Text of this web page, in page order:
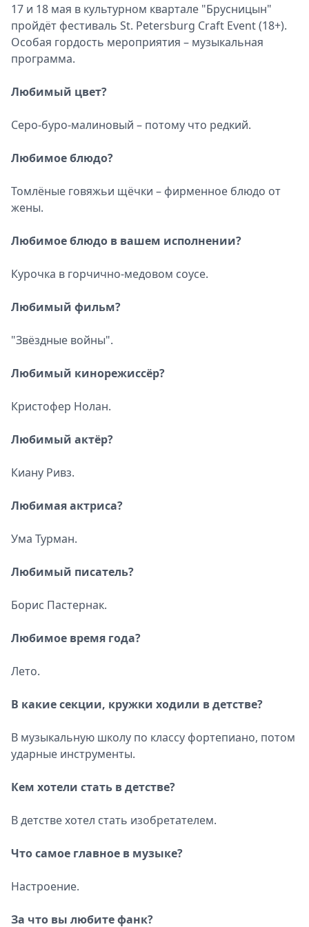
17 и 18 мая в культурном квартале "Брусницын"
пройдёт фестиваль St. Petersburg Craft Event (18+).
Особая гордость мероприятия – музыкальная
программа.
Любимый цвет?
Cеро-буро-малиновый – потому что редкий.
Любимое блюдо?
Томлёные говяжьи щёчки – фирменное блюдо от
жены.
Любимое блюдо в вашем исполнении?
Курочка в горчично-медовом соусе.
Любимый фильм?
"Звёздные войны".
Любимый кинорежиссёр?
Кристофер Нолан.
Любимый актёр?
Киану Ривз.
Любимая актриса?
Ума Турман.
Любимый писатель?
Борис Пастернак.
Любимое время года?
Лето.
В какие секции, кружки ходили в детстве?
В музыкальную школу по классу фортепиано, потом
ударные инструменты.
Кем хотели стать в детстве?
В детстве хотел стать изобретателем.
Что самое главное в музыке?
Настроение.
За что вы любите фанк?